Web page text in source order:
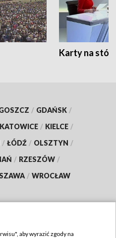
Karty na
/ GDAŃSK /
KATOWICE / KIELCE /
/ ŁÓDŹ / OLSZTYN /
/ RZESZÓW /
/ WROCŁAW
aby wyrazić zgody na